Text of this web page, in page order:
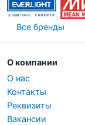
Все бренды
О компании
О нас
Контакты
Реквизиты
Вакансии